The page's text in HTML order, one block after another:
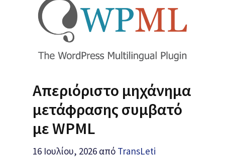
Απεριόριστο μηχάνημα
μετάφρασης συμβατό
με WPML
16 Ιουλίου, 2026 από TransLeti